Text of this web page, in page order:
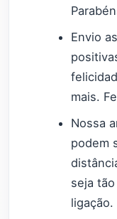
Envio
mais.
Nossa
podem
seja